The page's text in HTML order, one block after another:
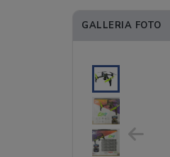
GALLERIA FOTO